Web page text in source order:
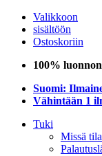
Valikkoon
sisältöön
Ostoskoriin
100%
Suomi:
Vähintään 1
Tuki
Missä